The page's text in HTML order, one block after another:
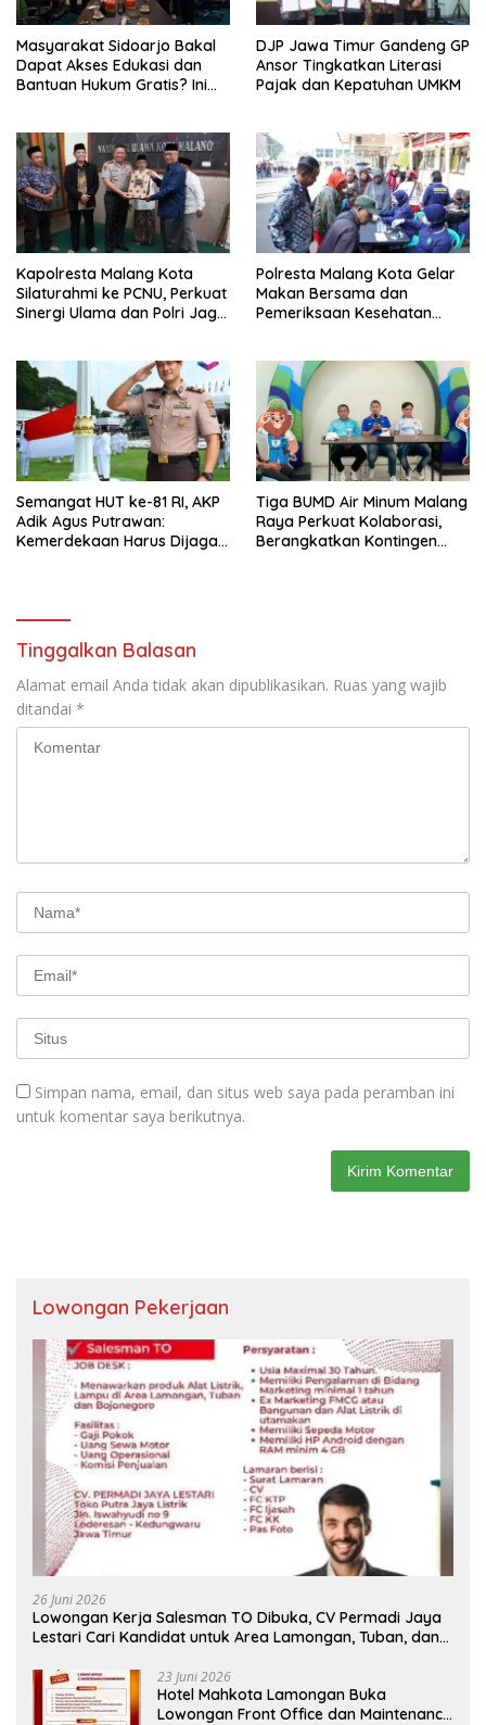
Masyarakat Sidoarjo Bakal
Dapat Akses Edukasi dan
Bantuan Hukum Gratis? Ini
DJP Jawa Timur Gandeng GP
Ansor Tingkatkan Literasi
Pajak dan Kepatuhan UMKM
Kapolresta Malang Kota
Silaturahmi ke PCNU, Perkuat
Sinergi Ulama dan Polri Jaga
Polresta Malang Kota Gelar
Makan Bersama dan
Pemeriksaan Kesehatan
Semangat HUT ke-81 RI, AKP
Adik Agus Putrawan:
Kemerdekaan Harus Dijaga
Tiga BUMD Air Minum Malang
Raya Perkuat Kolaborasi,
Berangkatkan Kontingen
Tinggalkan Balasan
Alamat email Anda tidak akan dipublikasikan. Ruas yang wajib
ditandai *
Simpan nama, email, dan situs web saya pada peramban ini
untuk komentar saya berikutnya.
Lowongan Pekerjaan
26 Juni 2026
Lowongan Kerja Salesman TO Dibuka, CV Permadi Jaya
Lestari Cari Kandidat untuk Area Lamongan, Tuban, dan
23 Juni 2026
Hotel Mahkota Lamongan Buka
Lowongan Front Office dan Maintenance